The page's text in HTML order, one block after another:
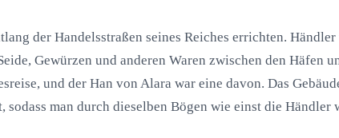
der Handelsstraßen seines Reiches errichten.
Gewürzen und anderen Waren zwischen den Häfen
und der Han von Alara war eine davon. Das
man durch dieselben Bögen wie einst die Händler